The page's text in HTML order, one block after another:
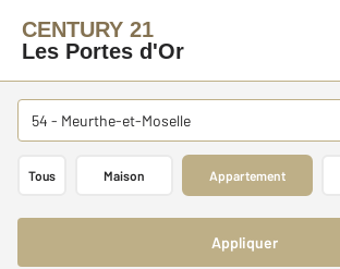
CENTURY 21
Les Portes d'Or
54 - Meurthe-et-Moselle
Tous Maison Appartement
Appliquer